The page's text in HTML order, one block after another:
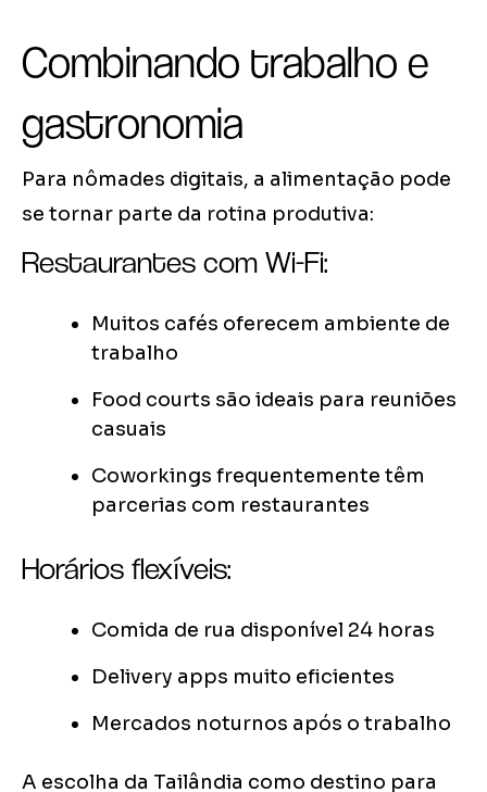
Combinando trabalho e
gastronomia
Para nômades digitais, a alimentação pode
se tornar parte da rotina produtiva:
Restaurantes com Wi-Fi:
Muitos cafés oferecem ambiente de
trabalho
Food courts são ideais para reuniões
casuais
Coworkings frequentemente têm
parcerias com restaurantes
Horários flexíveis:
Comida de rua disponível 24 horas
Delivery apps muito eficientes
Mercados noturnos após o trabalho
A escolha da Tailândia como destino para